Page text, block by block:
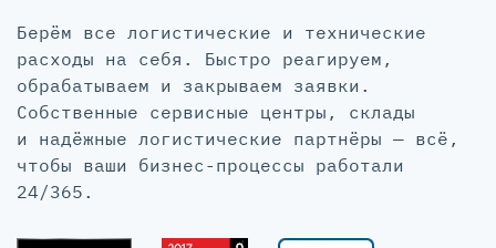
Берём все логистические и технические
расходы на себя. Быстро реагируем,
обрабатываем и закрываем заявки.
Собственные сервисные центры, склады
и надёжные логистические партнёры — всё,
чтобы ваши бизнес-процессы работали
24/365.